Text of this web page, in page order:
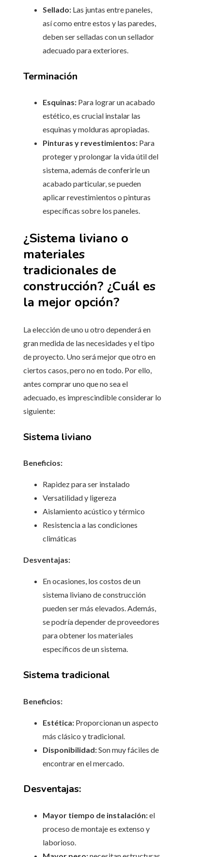
Sellado: Las juntas entre paneles,
así como entre estos y las paredes,
deben ser selladas con un sellador
adecuado para exteriores.
Terminación
Esquinas: Para lograr un acabado
estético, es crucial instalar las
esquinas y molduras apropiadas.
Pinturas y revestimientos: Para
proteger y prolongar la vida útil del
sistema, además de conferirle un
acabado particular, se pueden
aplicar revestimientos o pinturas
específicas sobre los paneles.
¿Sistema liviano o
materiales
tradicionales de
construcción? ¿Cuál es
la mejor opción?
La elección de uno u otro dependerá en
gran medida de las necesidades y el tipo
de proyecto. Uno será mejor que otro en
ciertos casos, pero no en todo. Por ello,
antes comprar uno que no sea el
adecuado, es imprescindible considerar lo
siguiente:
Sistema liviano
Beneficios:
Rapidez para ser instalado
Versatilidad y ligereza
Aislamiento acústico y térmico
Resistencia a las condiciones
climáticas
Desventajas:
En ocasiones, los costos de un
sistema liviano de construcción
pueden ser más elevados. Además,
se podría depender de proveedores
para obtener los materiales
específicos de un sistema.
Sistema tradicional
Beneficios:
Estética: Proporcionan un aspecto
más clásico y tradicional.
Disponibilidad:Son muy fáciles de
encontrar en el mercado.
Desventajas:
Mayor tiempo de instalación:el
proceso de montaje es extenso y
laborioso.